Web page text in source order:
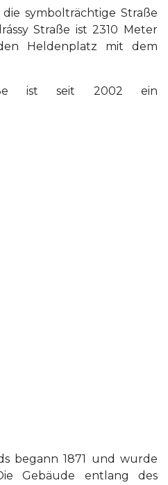
die symbolträchtige Straße
Straße ist 2310 Meter
Heldenplatz mit dem
ist seit 2002 ein
begann 1871 und wurde
Gebäude entlang des